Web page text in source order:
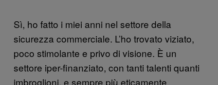
Sì, ho fatto i miei anni nel settore della
sicurezza commerciale. L’ho trovato viziato,
poco stimolante e privo di visione. È un
settore iper-finanziato, con tanti talenti quanti
imbroglioni, e sempre più eticamente